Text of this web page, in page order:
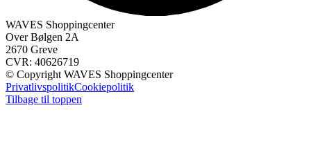
WAVES Shoppingcenter
Over Bølgen 2A
2670 Greve
CVR: 40626719
© Copyright WAVES Shoppingcenter
PrivatlivspolitikCookiepolitik
Tilbage til toppen